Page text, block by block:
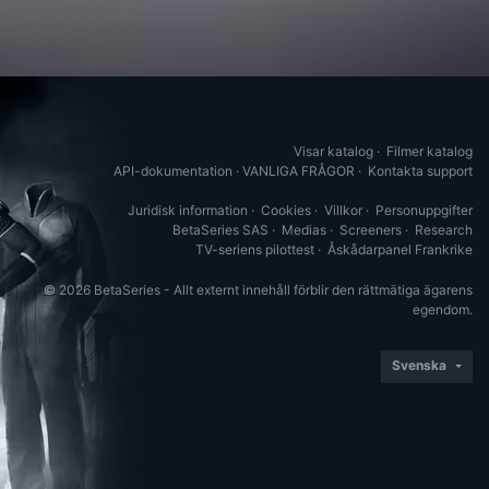
Visar katalog · Filmer katalog
API-dokumentation · VANLIGA FRÅGOR · Kontakta support
Juridisk information · Cookies · Villkor · Personuppgifter
BetaSeries SAS · Medias · Screeners · Research
TV-seriens pilottest · Åskådarpanel Frankrike
© 2026 BetaSeries - Allt externt innehåll förblir den rättmätiga ägarens
egendom.
Svenska